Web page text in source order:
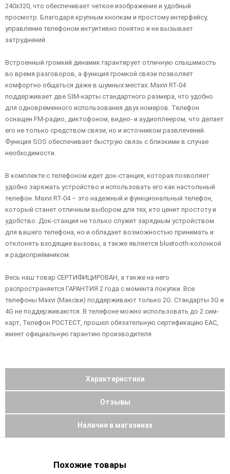
240х320, что обеспечивает четкое изображение и удобный
просмотр. Благодаря крупным кнопкам и простому интерфейсу,
управление телефоном интуитивно понятно и не вызывает
затруднений.
Встроенный громкий динамик гарантирует отличную слышимость
во время разговоров, а функция громкой связи позволяет
комфортно общаться даже в шумных местах. Maxvi RT-04
поддерживает две SIM-карты стандартного размера, что удобно
для одновременного использования двух номеров. Телефон
оснащен FM-радио, диктофоном, видео- и аудиоплеером, что делает
его не только средством связи, но и источником развлечений.
Функция SOS обеспечивает быструю связь с близкими в случае
необходимости.
В комплекте с телефоном идет док-станция, которая позволяет
удобно заряжать устройство и использовать его как настольный
телефон. Maxvi RT-04 – это надежный и функциональный телефон,
который станет отличным выбором для тех, кто ценит простоту и
удобство. Док-станция не только служит зарядным устройством
для вашего телефона, но и обладает возможностью принимать и
отклонять входящие вызовы, а также является bluetooth-колонкой
и радиоприёмником.
Весь наш товар СЕРТИФИЦИРОВАН, а также на него
распространяется ГАРАНТИЯ 2 года с момента покупки. Все
телефоны Maxvi (Максви) поддерживают только 2G. Стандарты 3G и
4G не поддерживаются. В телефоне можно использовать до 2 сим-
карт, Телефон РОСТЕСТ, прошел обязательную сертификацию ЕАС,
имеет официальную гарантию производителя.
Характеристики
Отзывы
Наличие в магазинах
Похожие товары